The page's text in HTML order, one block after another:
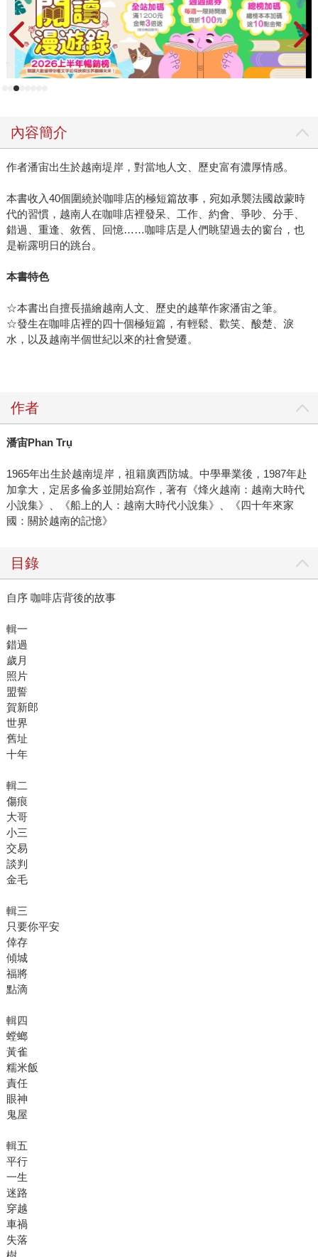
內容簡介
作者潘宙出生於越南堤岸，對當地人文、歷史富有濃厚情感。
本書收入40個圍繞於咖啡店的極短篇故事，宛如承襲法國啟蒙時
代的習慣，越南人在咖啡店裡發呆、工作、約會、爭吵、分手、
錯過、重逢、敘舊、回憶……咖啡店是人們眺望過去的窗台，也
是嶄露明日的跳台。
本書特色
☆本書出自擅長描繪越南人文、歷史的越華作家潘宙之筆。
☆發生在咖啡店裡的四十個極短篇，有輕鬆、歡笑、酸楚、淚
水，以及越南半個世紀以來的社會變遷。
作者
潘宙Phan Trụ
1965年出生於越南堤岸，祖籍廣西防城。中學畢業後，1987年赴
加拿大，定居多倫多並開始寫作，著有《烽火越南：越南大時代
小說集》、《船上的人：越南大時代小說集》、《四十年來家
國：關於越南的記憶》
目錄
自序 咖啡店背後的故事
輯一
錯過
歲月
照片
盟誓
賀新郎
世界
舊址
十年
輯二
傷痕
大哥
小三
交易
談判
金毛
輯三
只要你平安
倖存
傾城
福將
點滴
輯四
螳螂
黃雀
糯米飯
責任
眼神
鬼屋
輯五
平行
一生
迷路
穿越
車禍
失落